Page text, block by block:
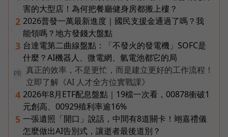
害的大型店！為何把餐廳健身房都搬上樓？
2 2026普發一萬最新進度｜國民支援金通過了嗎？我
能領嗎？地方發錢大盤點
3 台達電第二曲線盤點：「不發火的發電機」SOFC是
什麼？AI機器人、微電網、氫電池都它的局
PR
真正的效率，不是更忙，而是建立更好的工作流程！
立即了解《AI 人才全方位實戰課》
4 2026年8月ETF配息盤點｜19檔一次看，00878衝破1
元創高、00929殖利率逾16%
5 一張遺照「開口」說話，中間有8道關卡！翊嘉禮儀
怎麼做出AI告別式，讓逝者最後道別？